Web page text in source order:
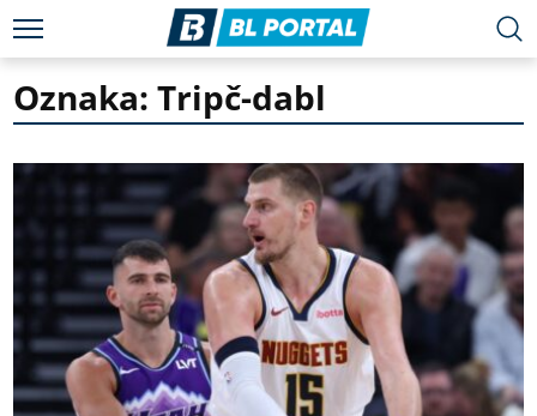
Oznaka: Tripč-dabl